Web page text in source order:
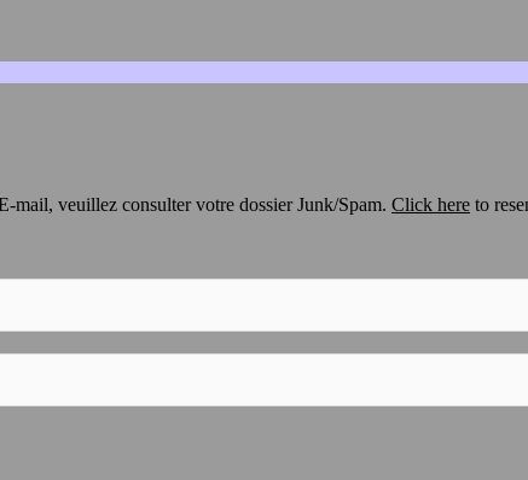
mail, veuillez consulter votre dossier Junk/Spam. Click here to